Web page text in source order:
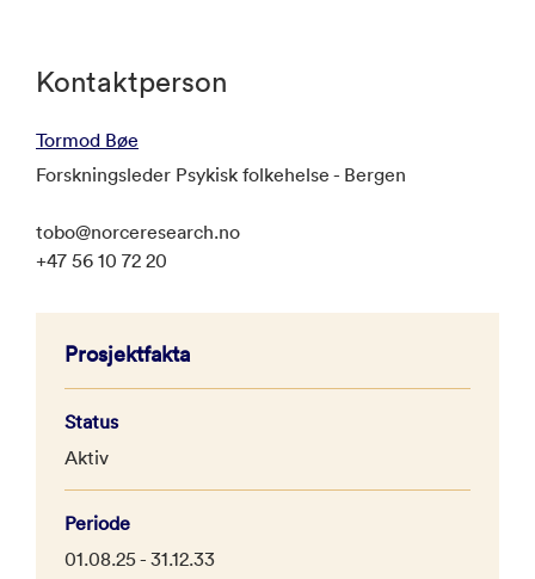
Kontaktperson
Tormod Bøe
Forskningsleder Psykisk folkehelse - Bergen
tobo@norceresearch.no
+47 56 10 72 20
Prosjektfakta
Status
Aktiv
Periode
01.08.25 - 31.12.33